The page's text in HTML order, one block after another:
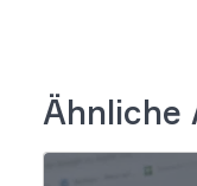
Ähnliche